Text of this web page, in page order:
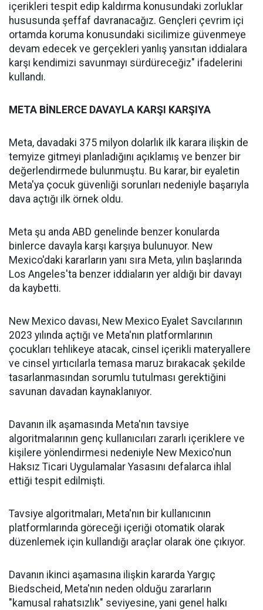
içerikleri tespit edip kaldırma konusundaki zorluklar
hususunda şeffaf davranacağız. Gençleri çevrim içi
ortamda koruma konusundaki sicilimize güvenmeye
devam edecek ve gerçekleri yanlış yansıtan iddialara
karşı kendimizi savunmayı sürdüreceğiz" ifadelerini
kullandı.
META BİNLERCE DAVAYLA KARŞI KARŞIYA
Meta, davadaki 375 milyon dolarlık ilk karara ilişkin de
temyize gitmeyi planladığını açıklamış ve benzer bir
değerlendirmede bulunmuştu. Bu karar, bir eyaletin
Meta'ya çocuk güvenliği sorunları nedeniyle başarıyla
dava açtığı ilk örnek oldu.
Meta şu anda ABD genelinde benzer konularda
binlerce davayla karşı karşıya bulunuyor. New
Mexico'daki kararların yanı sıra Meta, yılın başlarında
Los Angeles'ta benzer iddiaların yer aldığı bir davayı
da kaybetti.
New Mexico davası, New Mexico Eyalet Savcılarının
2023 yılında açtığı ve Meta'nın platformlarının
çocukları tehlikeye atacak, cinsel içerikli materyallere
ve cinsel yırtıcılarla temasa maruz bırakacak şekilde
tasarlanmasından sorumlu tutulması gerektiğini
savunan davadan kaynaklanıyor.
Davanın ilk aşamasında Meta'nın tavsiye
algoritmalarının genç kullanıcıları zararlı içeriklere ve
kişilere yönlendirmesi nedeniyle New Mexico'nun
Haksız Ticari Uygulamalar Yasasını defalarca ihlal
ettiği tespit edilmişti.
Tavsiye algoritmaları, Meta'nın bir kullanıcının
platformlarında göreceği içeriği otomatik olarak
düzenlemek için kullandığı araçlar olarak öne çıkıyor.
Davanın ikinci aşamasına ilişkin kararda Yargıç
Biedscheid, Meta'nın neden olduğu zararların
"kamusal rahatsızlık" seviyesine, yani genel halkı